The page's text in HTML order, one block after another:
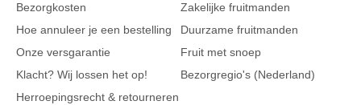
Bezorgkosten
Hoe annuleer je een bestelling
Onze versgarantie
Klacht? Wij lossen het op!
Herroepingsrecht & retourneren
Zakelijke fruitmanden
Duurzame fruitmanden
Fruit met snoep
Bezorgregio's (Nederland)